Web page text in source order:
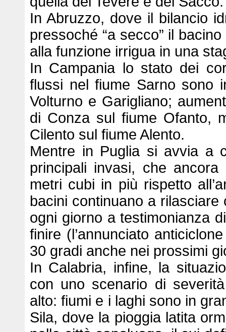
In Abruzzo, dove il bilancio
pressoché “a secco” il
alla funzione irrigua in una
In Campania lo stato dei
flussi nel fiume Sarno sono
Volturno e Garigliano;
di Conza sul fiume Ofanto,
Cilento sul fiume Alento.
Mentre in Puglia si avvia a
principali invasi, che
metri cubi in più rispetto
bacini continuano a rilasciare
ogni giorno a testimonianza
finire (l’annunciato
30 gradi anche nei prossimi
In Calabria, infine, la
con uno scenario di
alto: fiumi e i laghi sono in
Sila, dove la pioggia latita